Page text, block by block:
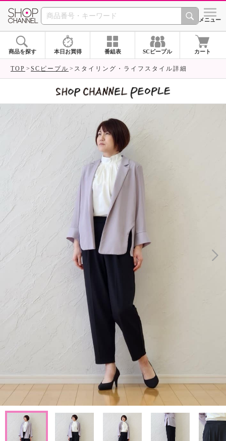
SHOP CHANNEL シメニュー
商品を探す 本日お買得 番組表 SCピープル カート
TOP SCピープル スタイリング・ライフスタイル詳細